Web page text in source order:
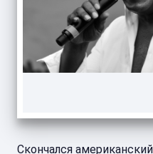
Скончался